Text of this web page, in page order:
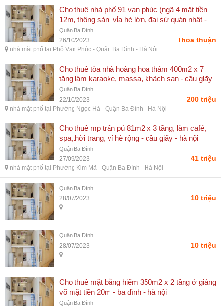
Cho thuê nhà phố 91 vạn phúc (ngã 4 mặt tiền
12m, thông sàn, vỉa hè lớn, đại sứ quán nhật -
115 kim mã, ba đình, hồi n
Quận Ba Đình
26/10/2023 Thỏa thuận
nhà mặt phố tại Phố Vạn Phúc - Quận Ba Đình - Hà Nội
Cho thuê tòa nhà hoàng hoa thám 400m2 x 7
tầng làm karaoke, massa, khách sạn - cầu giấy
- hà nội
Quận Ba Đình
22/10/2023 200 triệu
nhà mặt phố tại Phường Ngọc Hà - Quận Ba Đình - Hà Nội
Cho thuê mp trấn pú 81m2 x 3 tầng, làm café,
spa,thời trang, vỉ hè rộng - cầu giấy - hà nội
Quận Ba Đình
27/09/2023 41 triệu
nhà mặt phố tại Phường Kim Mã - Quận Ba Đình - Hà Nội
Quận Ba Đình
28/07/2023 10 triệu
Quận Ba Đình
28/07/2023 10 triệu
Cho thuê mặt bằng hiếm 350m2 x 2 tầng ở giảng
võ mặt tiền 20m - ba đình - hà nội
Quận Ba Đình